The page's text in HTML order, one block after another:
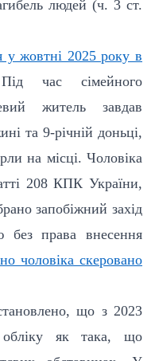
людей (ч. 3 ст.
у жовтні 2025 року в
час сімейного
житель завдав
та 9-річній доньці,
на місці. Чоловіка
208 КПК України,
запобіжний захід
без права внесення
чоловіка скеровано
що з 2023
обліку як така, що